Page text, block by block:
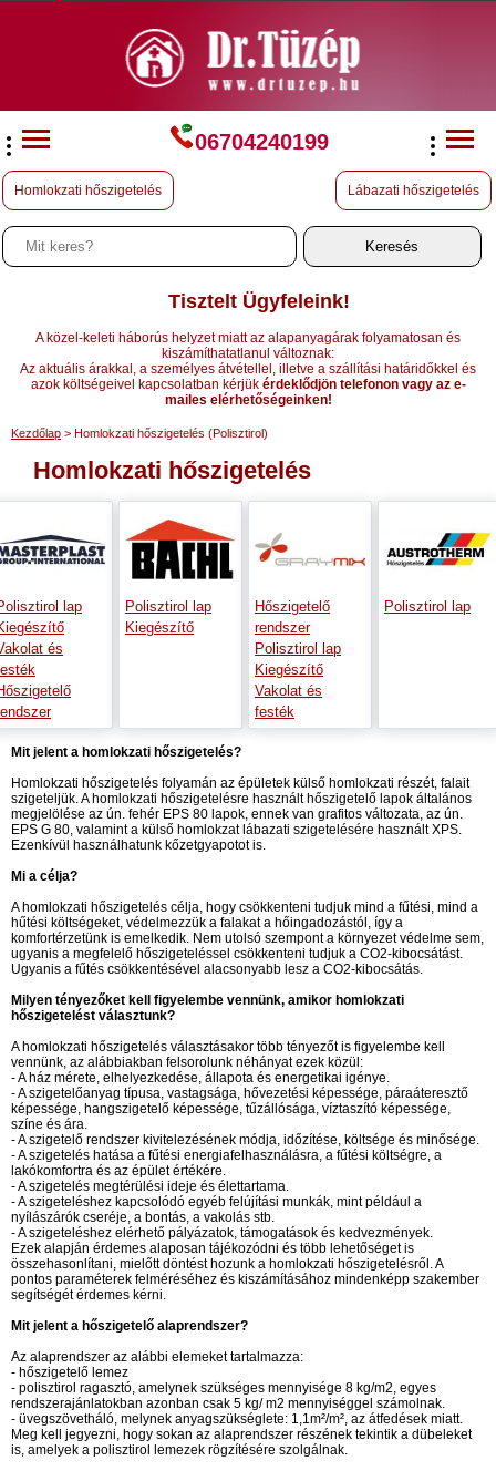
06704240199
Homlokzati hőszigetelés Lábazati hőszigetelés
Tisztelt Ügyfeleink!
A közel-keleti háborús helyzet miatt az alapanyagárak folyamatosan és
kiszámíthatatlanul változnak:
Az aktuális árakkal, a személyes átvétellel, illetve a szállítási határidőkkel és
azok költségeivel kapcsolatban kérjük érdeklődjön telefonon vagy az e-
mailes elérhetőségeinken!
Kezdőlap > Homlokzati hőszigetelés (Polisztirol)
Homlokzati hőszigetelés
lap
és
Polisztirol lap
Kiegészítő
Hőszigetelő
rendszer
Polisztirol lap
Kiegészítő
Vakolat és
festék
Polisztirol lap
Mit jelent a homlokzati hőszigetelés?
Homlokzati hőszigetelés folyamán az épületek külső homlokzati részét, falait
szigeteljük. A homlokzati hőszigetelésre használt hőszigetelő lapok általános
megjelölése az ún. fehér EPS 80 lapok, ennek van grafitos változata, az ún.
EPS G 80, valamint a külső homlokzat lábazati szigetelésére használt XPS.
Ezenkívül használhatunk kőzetgyapotot is.
Mi a célja?
A homlokzati hőszigetelés célja, hogy csökkenteni tudjuk mind a fűtési, mind a
hűtési költségeket, védelmezzük a falakat a hőingadozástól, így a
komfortérzetünk is emelkedik. Nem utolsó szempont a környezet védelme sem,
ugyanis a megfelelő hőszigeteléssel csökkenteni tudjuk a CO2-kibocsátást.
Ugyanis a fűtés csökkentésével alacsonyabb lesz a CO2-kibocsátás.
Milyen tényezőket kell figyelembe vennünk, amikor homlokzati
hőszigetelést választunk?
A homlokzati hőszigetelés választásakor több tényezőt is figyelembe kell
vennünk, az alábbiakban felsorolunk néhányat ezek közül:
- A ház mérete, elhelyezkedése, állapota és energetikai igénye.
- A szigetelőanyag típusa, vastagsága, hővezetési képessége, páraáteresztő
képessége, hangszigetelő képessége, tűzállósága, víztaszító képessége,
színe és ára.
- A szigetelő rendszer kivitelezésének módja, időzítése, költsége és minősége.
- A szigetelés hatása a fűtési energiafelhasználásra, a fűtési költségre, a
lakókomfortra és az épület értékére.
- A szigetelés megtérülési ideje és élettartama.
- A szigeteléshez kapcsolódó egyéb felújítási munkák, mint például a
nyílászárók cseréje, a bontás, a vakolás stb.
- A szigeteléshez elérhető pályázatok, támogatások és kedvezmények.
Ezek alapján érdemes alaposan tájékozódni és több lehetőséget is
összehasonlítani, mielőtt döntést hozunk a homlokzati hőszigetelésről. A
pontos paraméterek felméréséhez és kiszámításához mindenképp szakember
segítségét érdemes kérni.
Mit jelent a hőszigetelő alaprendszer?
Az alaprendszer az alábbi elemeket tartalmazza:
- hőszigetelő lemez
- polisztirol ragasztó, amelynek szükséges mennyisége 8 kg/m2, egyes
rendszerajánlatokban azonban csak 5 kg/ m2 mennyiséggel számolnak.
- üvegszövetháló, melynek anyagszükséglete: 1,1m²/m², az átfedések miatt.
Meg kell jegyezni, hogy sokan az alaprendszer részének tekintik a dübeleket
is, amelyek a polisztirol lemezek rögzítésére szolgálnak.